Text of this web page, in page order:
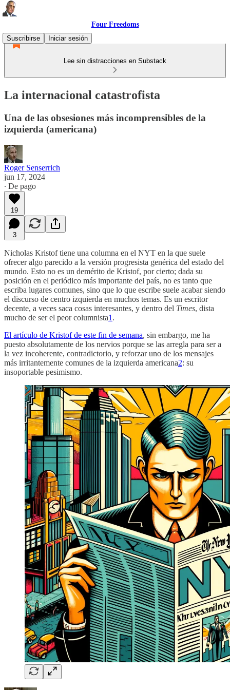
Four Freedoms
Suscribirse
Iniciar sesión
Lee sin distracciones en Substack
La internacional catastrofista
Una de las obsesiones más incomprensibles de la
izquierda (americana)
Roger Senserrich
jun 17, 2024
∙ De pago
19
3
Nicholas Kristof tiene una columna en el NYT en la que suele
ofrecer algo parecido a la versión progresista genérica del estado del
mundo. Esto no es un demérito de Kristof, por cierto; dada su
posición en el periódico más importante del país, no es tanto que
escriba lugares comunes, sino que lo que escribe suele acabar siendo
el discurso de centro izquierda en muchos temas. Es un escritor
decente, a veces saca cosas interesantes, y dentro del Times, dista
mucho de ser el peor columnista1 .
El artículo de Kristof de este fin de semana, sin embargo, me ha
puesto absolutamente de los nervios porque se las arregla para ser a
la vez incoherente, contradictorio, y reforzar uno de los mensajes
más irritantemente comunes de la izquierda americana2: su
insoportable pesimismo.